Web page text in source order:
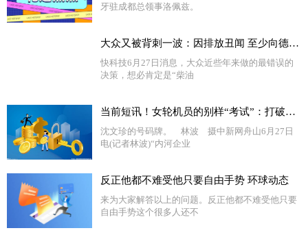
牙驻成都总领事洛佩兹。
大众又被背刺一波：因排放丑闻 至少向德国车主赔偿5％车价 世界热头条
快科技6月27日消息，大众近些年来做的最错误的
决策，想必肯定是“柴油
当前短讯！女轮机员的别样“考试”：打破行业传统认知
沈文珍的号码牌。 林波 摄中新网舟山6月27日
电(记者林波)“内河企业
反正他都不难受他只要自由手势 环球动态
来为大家解答以上的问题。反正他都不难受他只要
自由手势这个很多人还不